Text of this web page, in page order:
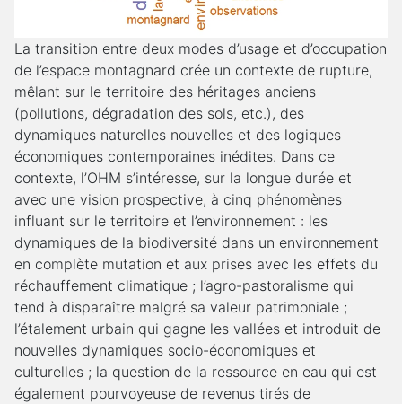
La transition entre deux modes d’usage et d’occupation
de l’espace montagnard crée un contexte de rupture,
mêlant sur le territoire des héritages anciens
(pollutions, dégradation des sols, etc.), des
dynamiques naturelles nouvelles et des logiques
économiques contemporaines inédites. Dans ce
contexte, l’OHM s’intéresse, sur la longue durée et
avec une vision prospective, à cinq phénomènes
influant sur le territoire et l’environnement : les
dynamiques de la biodiversité dans un environnement
en complète mutation et aux prises avec les effets du
réchauffement climatique ; l’agro-pastoralisme qui
tend à disparaître malgré sa valeur patrimoniale ;
l’étalement urbain qui gagne les vallées et introduit de
nouvelles dynamiques socio-économiques et
culturelles ; la question de la ressource en eau qui est
également pourvoyeuse de revenus tirés de